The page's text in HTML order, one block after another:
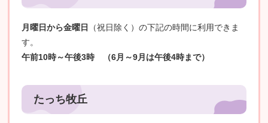
月曜日から金曜日
（祝日除く）の下記の時間に利用できま
す。
午前10時～午後3時 （6月～9月は午後4時まで）
たっち牧丘